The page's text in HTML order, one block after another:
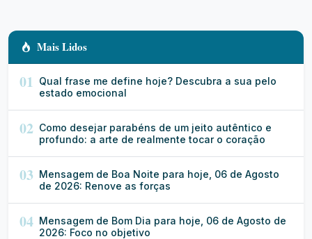
Mais Lidos
01 Qual frase me define hoje? Descubra a sua pelo
estado emocional
02 Como desejar parabéns de um jeito autêntico e
profundo: a arte de realmente tocar o coração
03 Mensagem de Boa Noite para hoje, 06 de Agosto
de 2026: Renove as forças
04 Mensagem de Bom Dia para hoje, 06 de Agosto de
2026: Foco no objetivo